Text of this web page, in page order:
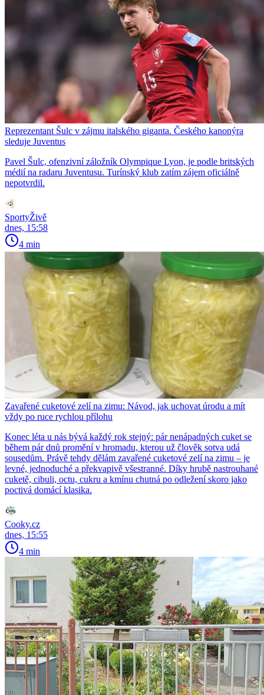
Reprezentant Šulc v zájmu italského giganta. Českého kanonýra
sleduje Juventus
Pavel Šulc, ofenzivní záložník Olympique Lyon, je podle britských
médií na radaru Juventusu. Turínský klub zatím zájem oficiálně
nepotvrdil.
SportyŽivě
dnes, 15:58
4 min
Zavařené cuketové zelí na zimu: Návod, jak uchovat úrodu a mít
vždy po ruce rychlou přílohu
Konec léta u nás bývá každý rok stejný: pár nenápadných cuket se
během pár dnů promění v hromadu, kterou už člověk sotva udá
sousedům. Právě tehdy dělám zavařené cuketové zelí na zimu – je
levné, jednoduché a překvapivě všestranné. Díky hrubě nastrouhané
cuketě, cibuli, octu, cukru a kmínu chutná po odležení skoro jako
poctivá domácí klasika.
Cooky.cz
dnes, 15:55
4 min